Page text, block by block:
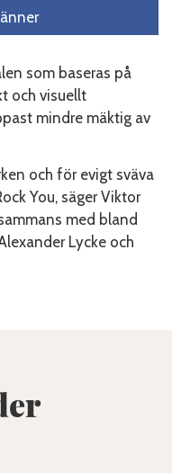
som baseras på
och visuellt
mindre mäktig av
och för evigt sväva
You, säger Viktor
med bland
Lycke och